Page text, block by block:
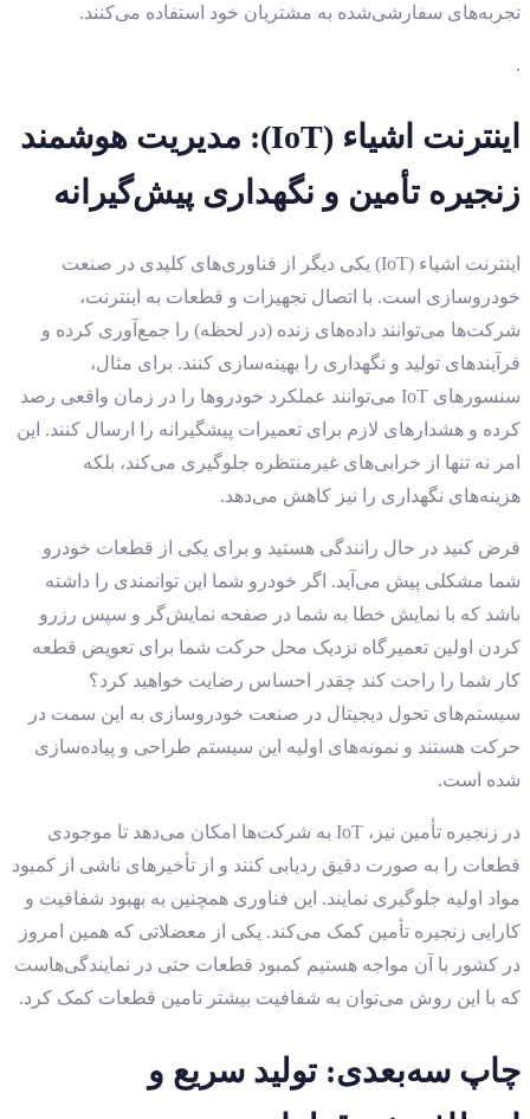
تجربه‌های سفارشی‌شده به مشتریان خود استفاده می‌کنند.
.
اینترنت اشیاء (IoT): مدیریت هوشمند
زنجیره تأمین و نگهداری پیشگیرانه
اینترنت اشیاء (IoT) یکی دیگر از فناوری‌های کلیدی در صنعت
خودروسازی است. با اتصال تجهیزات و قطعات به اینترنت،
شرکت‌ها می‌توانند داده‌های زنده (در لحظه) را جمع‌آوری کرده و
فرآیندهای تولید و نگهداری را بهینه‌سازی کنند. برای مثال،
سنسورهای IoT می‌توانند عملکرد خودروها را در زمان واقعی رصد
کرده و هشدارهای لازم برای تعمیرات پیشگیرانه را ارسال کنند. این
امر نه تنها از خرابی‌های غیرمنتظره جلوگیری می‌کند، بلکه
هزینه‌های نگهداری را نیز کاهش می‌دهد.
فرض کنید در حال رانندگی هستید و برای یکی از قطعات خودرو
شما مشکلی پیش می‌آید. اگر خودرو شما این توانمندی را داشته
باشد که با نمایش خطا به شما در صفحه نمایش‌گر و سپس رزرو
کردن اولین تعمیرگاه نزدیک محل حرکت شما برای تعویض قطعه
کار شما را راحت کند چقدر احساس رضایت خواهید کرد؟
سیستم‌های تحول دیجیتال در صنعت خودروسازی به این سمت در
حرکت هستند و نمونه‌های اولیه این سیستم طراحی و پیاده‌سازی
شده است.
در زنجیره تأمین نیز، IoT به شرکت‌ها امکان می‌دهد تا موجودی
قطعات را به صورت دقیق ردیابی کنند و از تأخیرهای ناشی از کمبود
مواد اولیه جلوگیری نمایند. این فناوری همچنین به بهبود شفافیت و
کارایی زنجیره تأمین کمک می‌کند. یکی از معضلاتی که همین امروز
در کشور با آن مواجه هستیم کمبود قطعات حتی در نمایندگی‌هاست
که با این روش می‌توان به شفافیت بیشتر تامین قطعات کمک کرد.
چاپ سه‌بعدی: تولید سریع و